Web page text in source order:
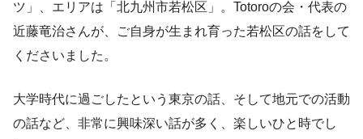
ツ」、エリアは「北九州市若松区」。Totoroの会・代表の
近藤竜治さんが、ご自身が生まれ育った若松区の話をして
くださいました。
大学時代に過ごしたという東京の話、そして地元での活動
の話など、非常に興味深い話が多く、楽しいひと時でし